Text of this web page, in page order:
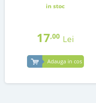
in stoc
17,00 Lei
Adauga in cos